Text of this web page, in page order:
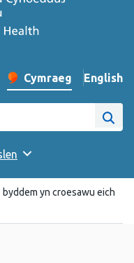
Newid iaith y wefan
Cymraeg English
–
Cymru
yn croesawu eich